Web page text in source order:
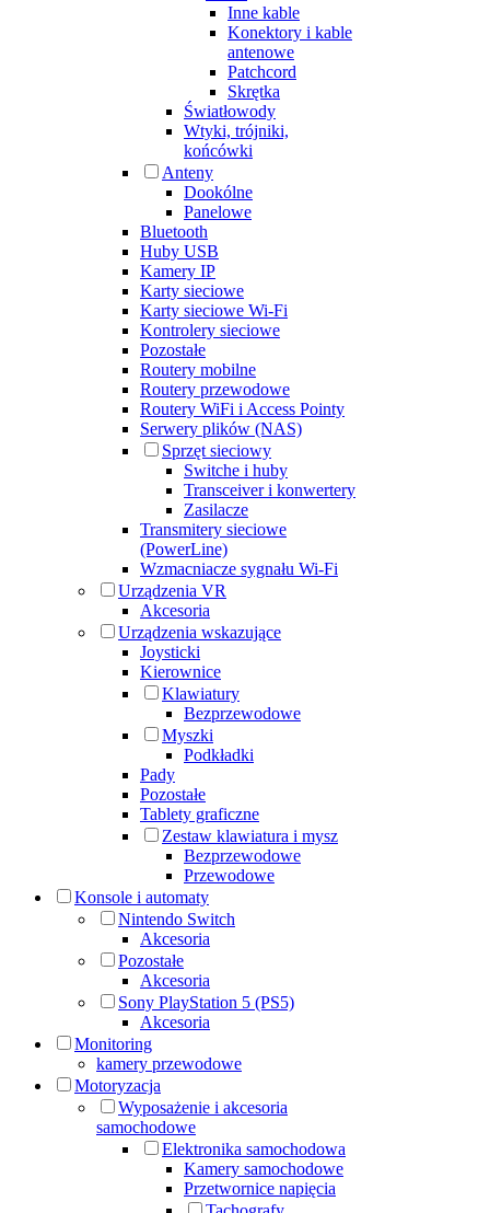
Inne kable
Konektory i kable
antenowe
Patchcord
Skrętka
Światłowody
Wtyki, trójniki,
końcówki
Anteny
Dookólne
Panelowe
Bluetooth
Huby USB
Kamery IP
Karty sieciowe
Karty sieciowe Wi-Fi
Kontrolery sieciowe
Pozostałe
Routery mobilne
Routery przewodowe
Routery WiFi i Access Pointy
Serwery plików (NAS)
Sprzęt sieciowy
Switche i huby
Transceiver i konwertery
Zasilacze
Transmitery sieciowe
(PowerLine)
Wzmacniacze sygnału Wi-Fi
Urządzenia VR
Akcesoria
Urządzenia wskazujące
Joysticki
Kierownice
Klawiatury
Bezprzewodowe
Myszki
Podkładki
Pady
Pozostałe
Tablety graficzne
Zestaw klawiatura i mysz
Bezprzewodowe
Przewodowe
Konsole i automaty
Nintendo Switch
Akcesoria
Pozostałe
Akcesoria
Sony PlayStation 5 (PS5)
Akcesoria
Monitoring
kamery przewodowe
Motoryzacja
Wyposażenie i akcesoria
samochodowe
Elektronika samochodowa
Kamery samochodowe
Przetwornice napięcia